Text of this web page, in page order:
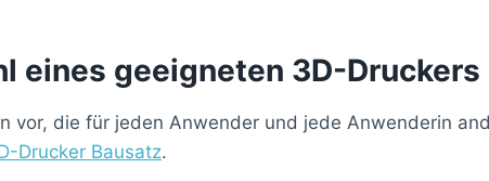
eines geeigneten 3D-Druckers
vor, die für jeden Anwender und jede Anwenderin
Drucker Bausatz.